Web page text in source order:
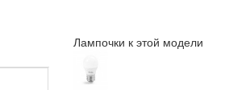
Лампочки к этой модели